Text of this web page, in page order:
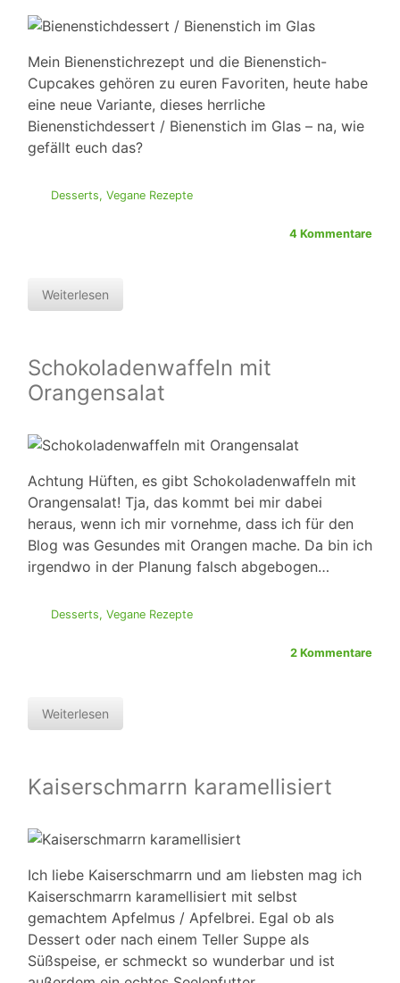
Mein Bienenstichrezept und die Bienenstich-
Cupcakes gehören zu euren Favoriten, heute habe
eine neue Variante, dieses herrliche
Bienenstichdessert / Bienenstich im Glas – na, wie
gefällt euch das?
Desserts, Vegane Rezepte
4 Kommentare
Weiterlesen
Schokoladenwaffeln mit
Orangensalat
Achtung Hüften, es gibt Schokoladenwaffeln mit
Orangensalat! Tja, das kommt bei mir dabei
heraus, wenn ich mir vornehme, dass ich für den
Blog was Gesundes mit Orangen mache. Da bin ich
irgendwo in der Planung falsch abgebogen…
Desserts, Vegane Rezepte
2 Kommentare
Weiterlesen
Kaiserschmarrn karamellisiert
Ich liebe Kaiserschmarrn und am liebsten mag ich
Kaiserschmarrn karamellisiert mit selbst
gemachtem Apfelmus / Apfelbrei. Egal ob als
Dessert oder nach einem Teller Suppe als
Süßspeise, er schmeckt so wunderbar und ist